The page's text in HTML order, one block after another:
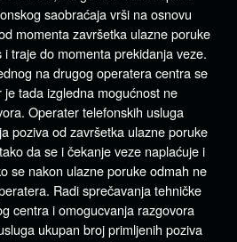
saobraćaja vrši na osnovu
momenta završetka ulazne poruke
traje do momenta prekidanja veze.
na drugog operatera centra se
tada izgledna mogućnost ne
Operater telefonskih usluga
poziva od završetka ulazne poruke
da se i čekanje veze naplaćuje i
se nakon ulazne poruke odmah ne
Radi sprečavanja tehničke
centra i omogucvanja razgovora
ukupan broj primljenih poziva